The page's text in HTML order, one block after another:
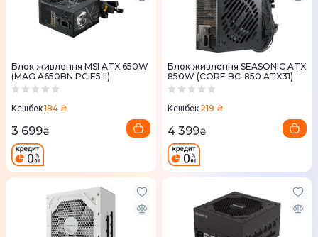
Блок живлення MSI ATX 650W
(MAG A650BN PCIE5 II)
Кешбек184 ₴
3 699₴
Блок живлення SEASONIC ATX
850W (CORE BC-850 ATX31)
Кешбек 219 ₴
4 399₴